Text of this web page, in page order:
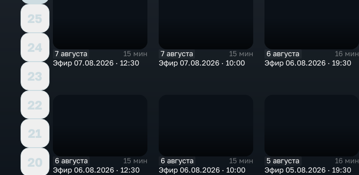
25
24
23
22
21
20
7 августа
15 мин
Эфир 07.08.2026 · 12:30
7 августа
15 мин
Эфир 07.08.2026 · 10:00
6 августа
16 мин
Эфир 06.08.2026 · 19:30
6 августа
15 мин
Эфир 06.08.2026 · 12:30
6 августа
15 мин
Эфир 06.08.2026 · 10:00
5 августа
16 мин
Эфир 05.08.2026 · 19:30